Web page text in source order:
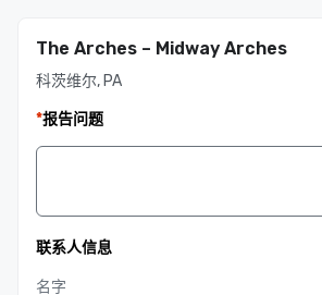
The Arches – Midway Arches
科茨维尔, PA
*报告问题
联系人信息
名字